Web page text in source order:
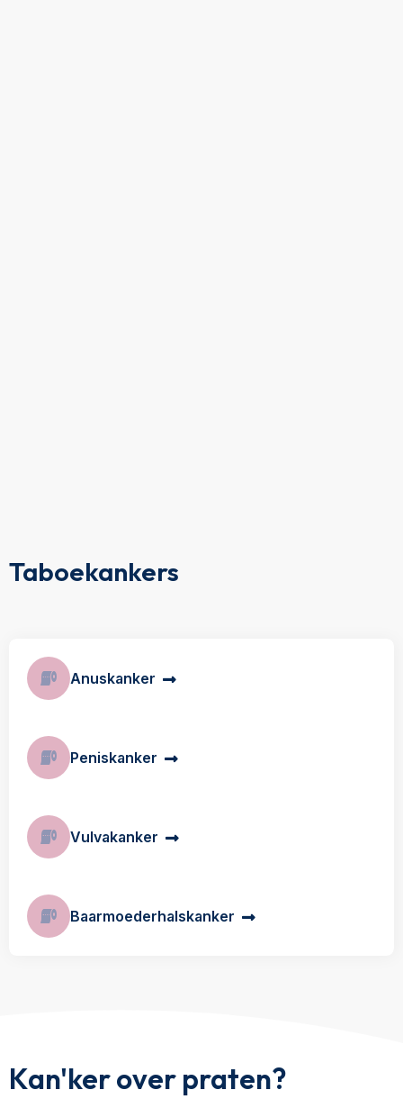
Taboekankers
Anuskanker
Peniskanker
Vulvakanker
Baarmoederhalskanker
Kan'ker over praten?